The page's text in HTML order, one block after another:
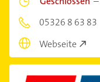
05326 8 63 83
Webseite